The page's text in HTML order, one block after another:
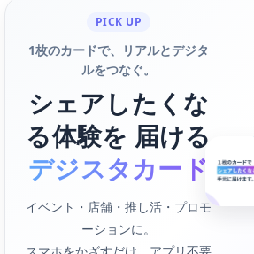
PICK UP
1枚のカードで、リアルとデジタ
ルをつなぐ。
シェアしたくな
る体験を 届ける
デジスタカード
イベント・店舗・推し活・プロモ
ーションに。
スマホをかざすだけ。アプリ不要